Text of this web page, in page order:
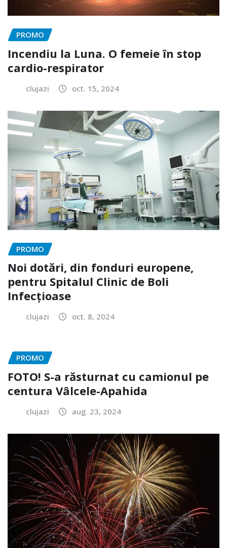
PROMO
Incendiu la Luna. O femeie în stop
cardio-respirator
clujazi oct. 15, 2024
PROMO
Noi dotări, din fonduri europene,
pentru Spitalul Clinic de Boli
Infecțioase
clujazi oct. 8, 2024
PROMO
FOTO! S-a răsturnat cu camionul pe
centura Vâlcele-Apahida
clujazi aug. 23, 2024